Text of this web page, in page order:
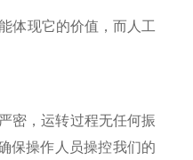
体现它的价值，而人工
密，运转过程无任何振
保操作人员操控我们的